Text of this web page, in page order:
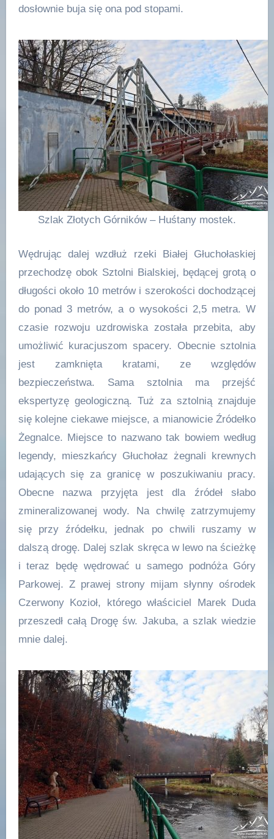
dosłownie buja się ona pod stopami.
Szlak Złotych Górników – Huśtany mostek.
Wędrując dalej wzdłuż rzeki Białej Głuchołaskiej
przechodzę obok Sztolni Bialskiej, będącej grotą o
długości około 10 metrów i szerokości dochodzącej
do ponad 3 metrów, a o wysokości 2,5 metra. W
czasie rozwoju uzdrowiska została przebita, aby
umożliwić kuracjuszom spacery. Obecnie sztolnia
jest zamknięta kratami, ze względów
bezpieczeństwa. Sama sztolnia ma przejść
ekspertyzę geologiczną. Tuż za sztolnią znajduje
się kolejne ciekawe miejsce, a mianowicie Źródełko
Żegnalce. Miejsce to nazwano tak bowiem według
legendy, mieszkańcy Głuchołaz żegnali krewnych
udających się za granicę w poszukiwaniu pracy.
Obecne nazwa przyjęta jest dla źródeł słabo
zmineralizowanej wody. Na chwilę zatrzymujemy
się przy źródełku, jednak po chwili ruszamy w
dalszą drogę. Dalej szlak skręca w lewo na ścieżkę
i teraz będę wędrować u samego podnóża Góry
Parkowej. Z prawej strony mijam słynny ośrodek
Czerwony Kozioł, którego właściciel Marek Duda
przeszedł całą Drogę św. Jakuba, a szlak wiedzie
mnie dalej.